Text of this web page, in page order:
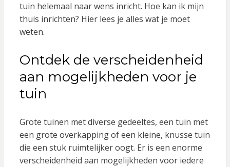
tuin helemaal naar wens inricht. Hoe kan ik mijn
thuis inrichten? Hier lees je alles wat je moet
weten.
Ontdek de verscheidenheid
aan mogelijkheden voor je
tuin
Grote tuinen met diverse gedeeltes, een tuin met
een grote overkapping of een kleine, knusse tuin
die een stuk ruimtelijker oogt. Er is een enorme
verscheidenheid aan mogelijkheden voor iedere